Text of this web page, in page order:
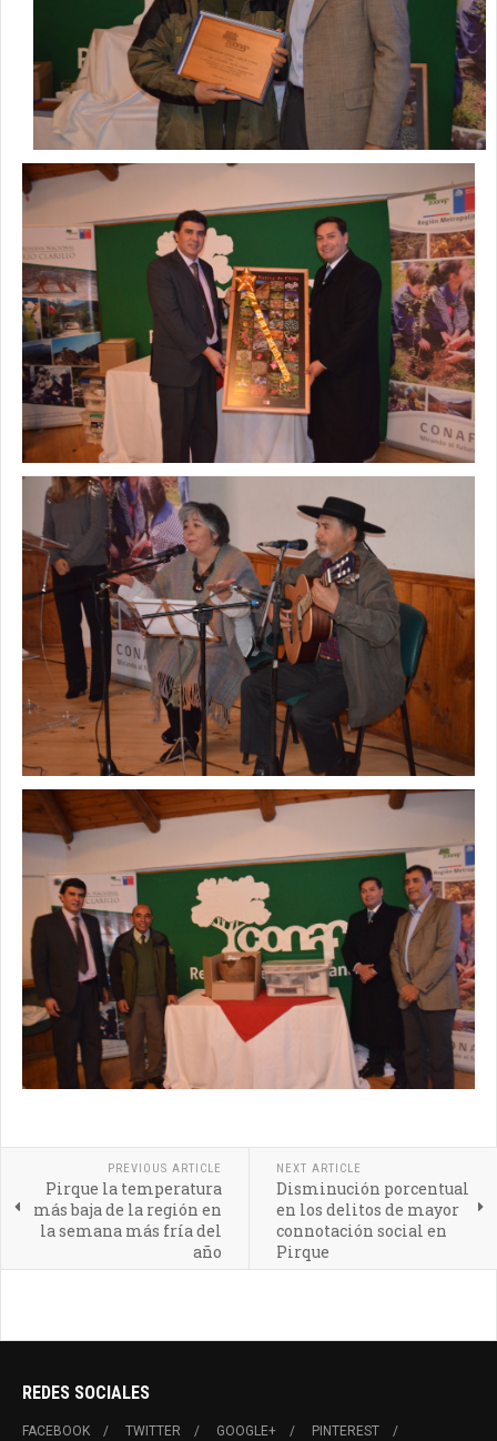
PREVIOUS ARTICLE
Pirque la temperatura
más baja de la región en
la semana más fría del
año
NEXT ARTICLE
Disminución porcentual
en los delitos de mayor
connotación social en
Pirque
REDES SOCIALES
FACEBOOK TWITTER GOOGLE+
PINTEREST